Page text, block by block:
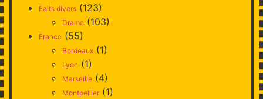
Faits divers (123)
Drame (103)
France (55)
Bordeaux (1)
Lyon (1)
Marseille (4)
Montpellier (1)